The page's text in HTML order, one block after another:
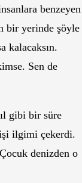
benzeyen
bir yerinde şöyle
kalacaksın.
Sen de
gibi bir süre
ilgimi çekerdi.
denizden o